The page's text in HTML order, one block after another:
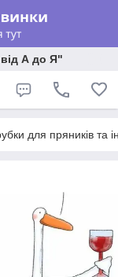
А до Я"
для пряників та